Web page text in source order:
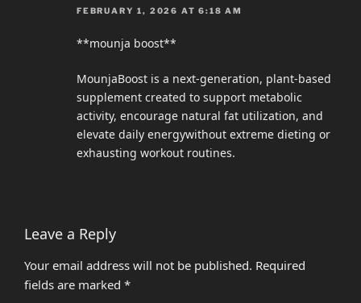
FEBRUARY 1, 2026 AT 6:18 AM
**mounja boost**
MounjaBoost is a next-generation, plant-based
supplement created to support metabolic
activity, encourage natural fat utilization, and
elevate daily energywithout extreme dieting or
exhausting workout routines.
Leave a Reply
Your email address will not be published. Required
fields are marked *